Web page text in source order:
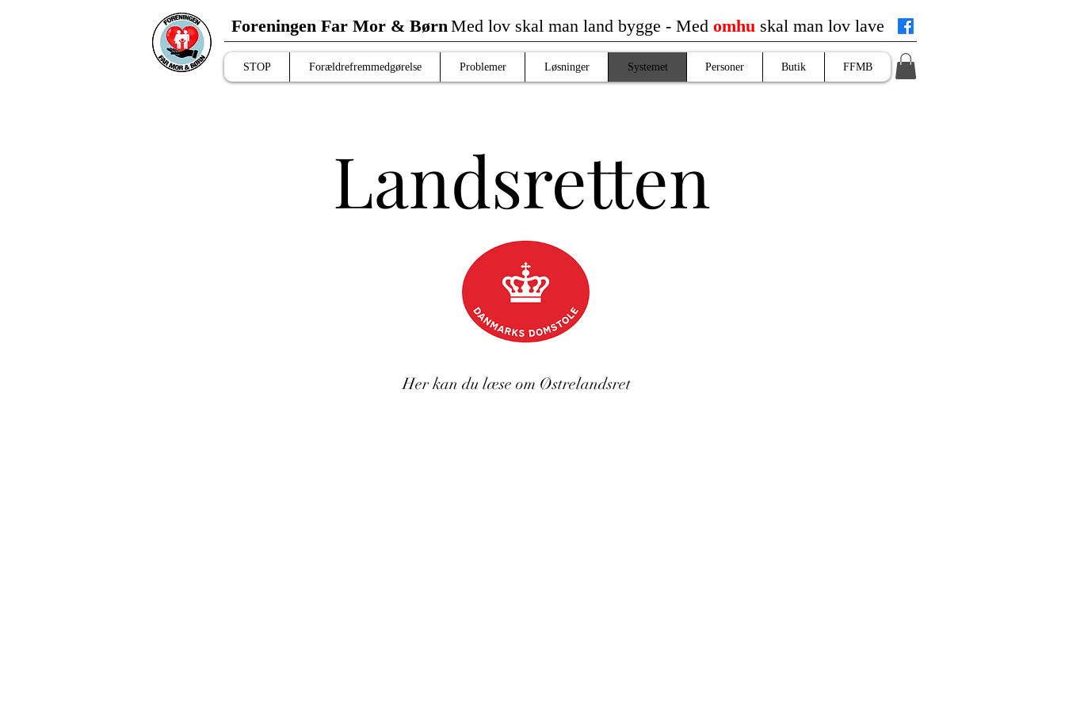
Foreningen Far Mor & BørnMed lov skal man land bygge - Med omhu skal man lov lave
STOP Forældrefremmedgørelse Problemer Løsninger Systemet Personer Butik FFMB
Landsretten
Her kan du læse om Østrelandsret